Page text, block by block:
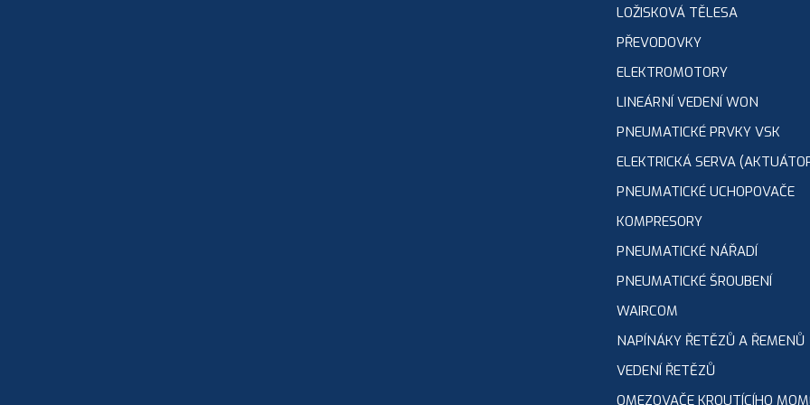
LOŽISKOVÁ TĚLESA
PŘEVODOVKY
ELEKTROMOTORY
LINEÁRNÍ VEDENÍ WON
PNEUMATICKÉ PRVKY VSK
ELEKTRICKÁ SERVA
PNEUMATICKÉ UCHOPOVAČE
KOMPRESORY
PNEUMATICKÉ NÁŘADÍ
PNEUMATICKÉ ŠROUBENÍ
WAIRCOM
NAPÍNÁKY ŘETĚZŮ A ŘEMENŮ
VEDENÍ ŘETĚZŮ
OMEZOVAČE KROUTÍCÍHO